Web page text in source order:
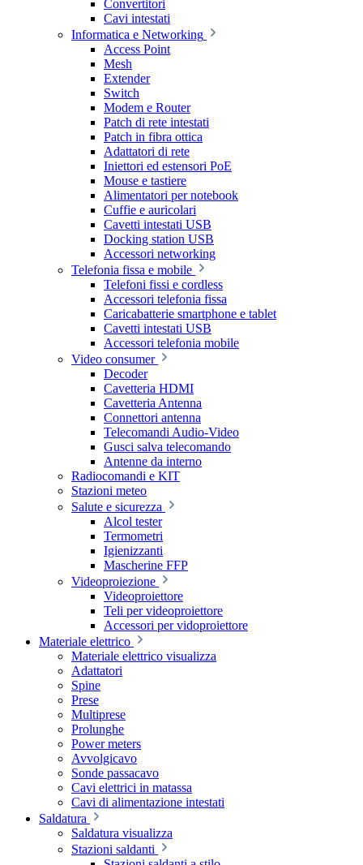
Convertitori
Cavi intestati
Informatica e Networking
Access Point
Mesh
Extender
Switch
Modem e Router
Patch di rete intestati
Patch in fibra ottica
Adattatori di rete
Iniettori ed estensori PoE
Mouse e tastiere
Alimentatori per notebook
Cuffie e auricolari
Cavetti intestati USB
Docking station USB
Accessori networking
Telefonia fissa e mobile
Telefoni fissi e cordless
Accessori telefonia fissa
Caricabatterie smartphone e tablet
Cavetti intestati USB
Accessori telefonia mobile
Video consumer
Decoder
Cavetteria HDMI
Cavetteria Antenna
Connettori antenna
Telecomandi Audio-Video
Gusci salva telecomando
Antenne da interno
Radiocomandi e KIT
Stazioni meteo
Salute e sicurezza
Alcol tester
Termometri
Igienizzanti
Mascherine FFP
Videoproiezione
Videoproiettore
Teli per videoproiettore
Accessori per vidoproiettore
Materiale elettrico
Materiale elettrico visualizza
Adattatori
Spine
Prese
Multiprese
Prolunghe
Power meters
Avvolgicavo
Sonde passacavo
Cavi elettrici in matassa
Cavi di alimentazione intestati
Saldatura
Saldatura visualizza
Stazioni saldanti